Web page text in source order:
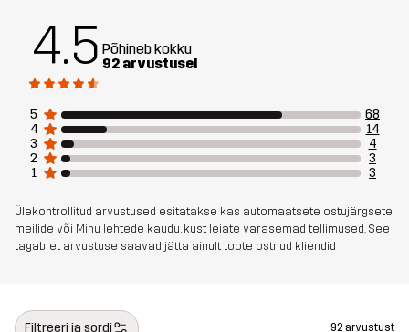
Materjal 1
83% Polüester (Taaskasutatud), 12%
Viskoos, 5% Elastaan (ümbertöödeldud)
Võrk 100% Polüester (Taaskasutatud)
Kaal 625g suuruses Medium
Disaini
sihtrühm
IGAPÄEVASEKS KASUTUSEKS
4.5 Põhineb kokku
92 arvustusel
5
68
4
14
3
4
2
3
1
3
Ülekontrollitud arvustused esitatakse kas automaatsete ostujärgsete
meilide või Minu lehtede kaudu, kust leiate varasemad tellimused. See
tagab, et arvustuse saavad jätta ainult toote ostnud kliendid
Filtreeri ja sordi 92 arvustust